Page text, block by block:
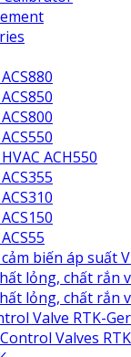
ACH550
biến áp suất
lỏng, chất rắn
lỏng, chất rắn
Valve RTK-
Valves RTK